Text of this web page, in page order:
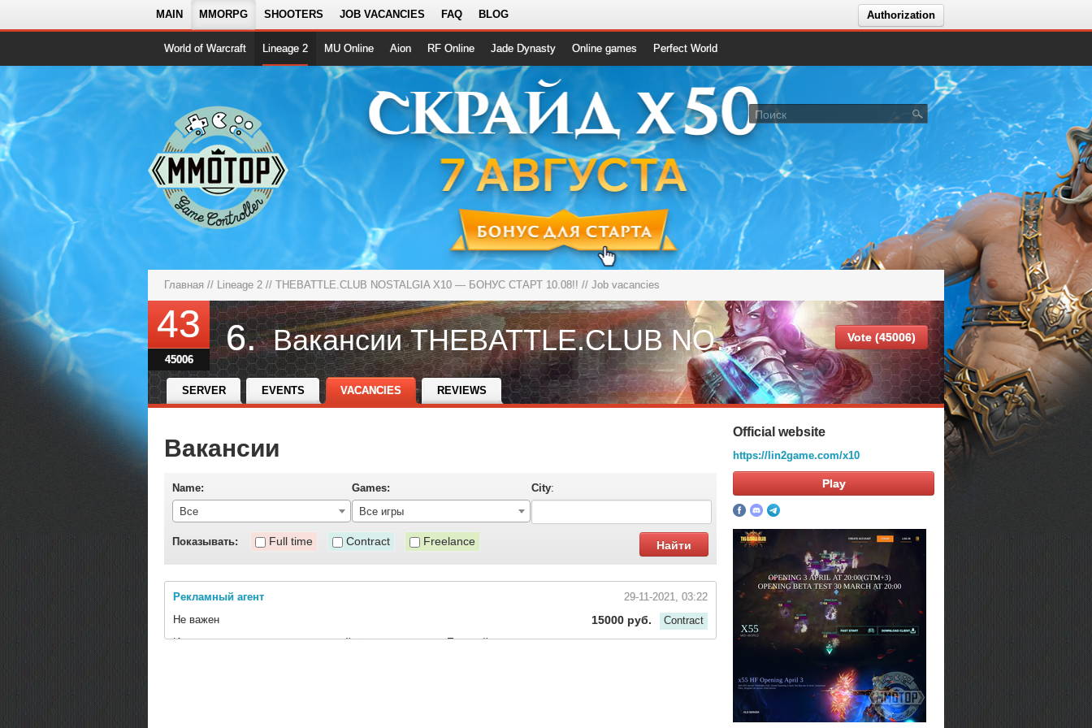
MAIN MMORPG SHOOTERS JOB VACANCIES FAQ BLOG Authorization
World of Warcraft Lineage 2 MU Online Aion RF Online Jade Dynasty Online games Perfect World
Главная // Lineage 2 // THEBATTLE.CLUB NOSTALGIA X10 — БОНУС СТАРТ 10.08!! // Job vacancies
43
45006
6. Вакансии THEBATTLE.CLUB NOSTALGIA X10 — BONUS START ON JULY 10.08! Vote (45006)
SERVER EVENTS VACANCIES REVIEWS
Вакансии
Name:
Все
Games:
Все игры
City:
Показывать: Full time Contract Freelance
Рекламный агент
29-11-2021, 03:22
Не важен
Contract
15000 руб.
Ищем в команду человека, который будет отвечать за Европейское комьюнити,
Official website
https://lin2game.com/x10
Play